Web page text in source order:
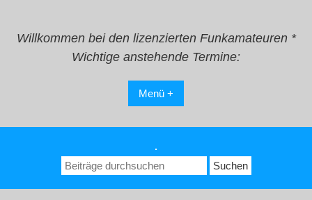
springenWillkommen bei den lizenzierten Funkamateuren *
Wichtige anstehende Termine:
Menü +
.
Suchen
nach: